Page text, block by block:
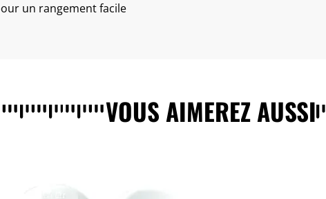
un rangement facile
VOUS AIMEREZ AUSSI